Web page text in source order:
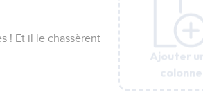
Ajouter
colonne
! Et il le chassèrent
Ajouter
colonne
Ajouter
colonne
Ajouter
colonne
Ajouter
colonne
Ajouter
colonne